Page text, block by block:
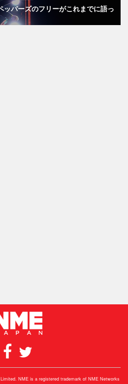
ッパーズのフリーがこれまでに語っ
NME is a registered trademark of NME Networks